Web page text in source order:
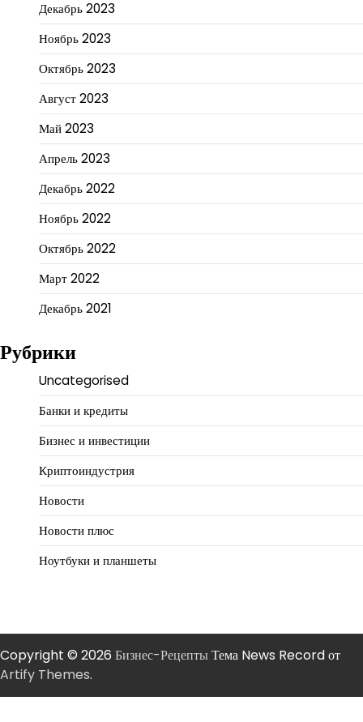
Декабрь 2023
Ноябрь 2023
Октябрь 2023
Август 2023
Май 2023
Апрель 2023
Декабрь 2022
Ноябрь 2022
Октябрь 2022
Март 2022
Декабрь 2021
Рубрики
Uncategorised
Банки и кредиты
Бизнес и инвестиции
Криптоиндустрия
Новости
Новости плюс
Ноутбуки и планшеты
Copyright © 2026 Бизнес-РецептыТема News Record от
Artify Themes.